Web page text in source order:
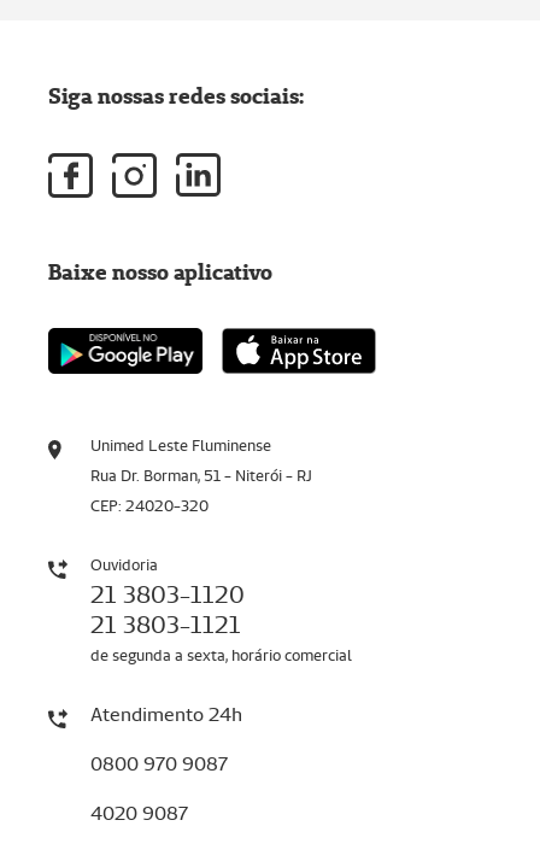
Unimed Leste Fluminense
Rua Dr. Borman, 51 - Niterói - RJ
CEP: 24020-320
Ouvidoria
21 3803-1120
21 3803-1121
de segunda a sexta, horário comercial
Atendimento 24h
0800 970 9087
4020 9087
Siga nossas redes sociais:
Baixe nosso aplicativo